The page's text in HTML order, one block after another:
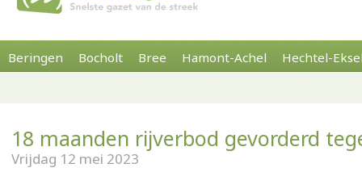
Beringen Bocholt Bree Hamont-Achel Hechtel-
18 maanden rijverbod gevorderd
Vrijdag 12 mei 2023